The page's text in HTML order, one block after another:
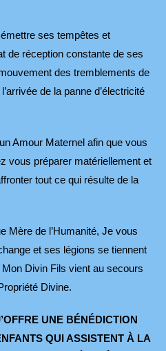
ses tempêtes et
de réception constante de ses
des tremblements de
de la panne d’électricité
Amour Maternel afin que vous
vous préparer matériellement et
tout ce qui résulte de la
Mère de l’Humanité, Je vous
et ses légions se tiennent
Divin Fils vient au secours
Divine.
UNE BÉNÉDICTION
QUI ASSISTENT À LA